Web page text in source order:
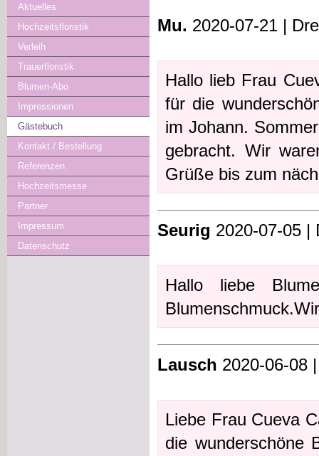
Aktuelles
Hochzeitsfloristik
Verleih
Trauerfloristik
Blumen-Abo
Impressionen
Gästebuch
Kontakt / Bestellung
Referenzen
Hochzeitsmesse
Partner
Impressum
Datenschutz
Mu. 2020-07-21 |
Hallo lieb Frau
für die
im Johann.
gebracht. Wir
Grüße bis zum
Seurig 2020-07-05 |
Hallo liebe
Lausch 2020-06-08
Liebe Frau Cueva
die wunderschöne